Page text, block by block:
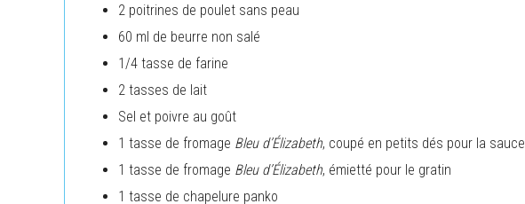
2 poitrines de poulet sans peau
60 ml de beurre non salé
1/4 tasse de farine
2 tasses de lait
Sel et poivre au goût
1 tasse de fromage Bleu d’Élizabeth, coupé en petits dés pour la sauce
1 tasse de fromage Bleu d’Élizabeth, émietté pour le gratin
1 tasse de chapelure panko